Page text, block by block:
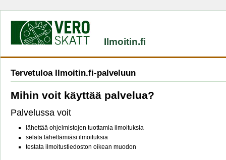
Ilmoitin.fi
Tervetuloa Ilmoitin.fi-palveluun
Mihin voit käyttää palvelua?
Palvelussa voit
lähettää ohjelmistojen tuottamia ilmoituksia
selata lähettämiäsi ilmoituksia
testata ilmoitustiedoston oikean muodon